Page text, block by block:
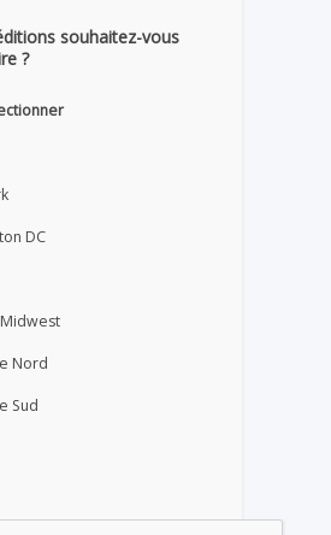
souhaitez-vous
?
DC
Nord
Sud